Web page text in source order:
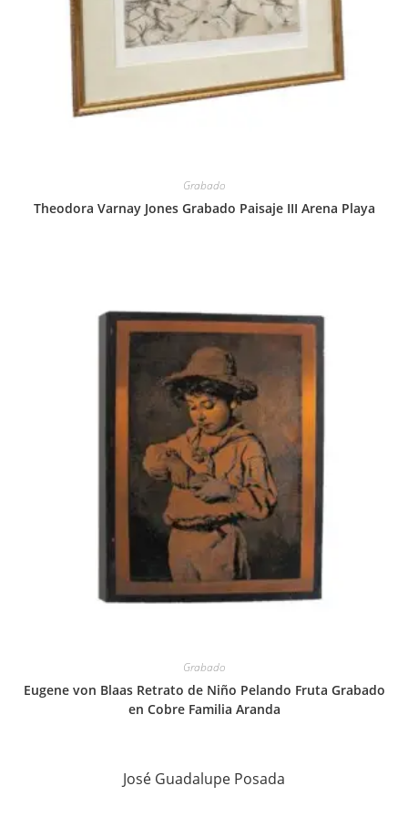
Grabado
Theodora Varnay Jones Grabado Paisaje III Arena Playa
Grabado
Eugene von Blaas Retrato de Niño Pelando Fruta Grabado
en Cobre Familia Aranda
José Guadalupe Posada